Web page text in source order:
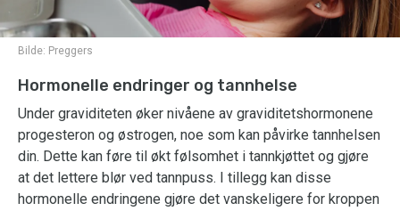
Bilde: Preggers
Hormonelle endringer og tannhelse
Under graviditeten øker nivåene av graviditetshormonene
progesteron og østrogen, noe som kan påvirke tannhelsen
din. Dette kan føre til økt følsomhet i tannkjøttet og gjøre
at det lettere blør ved tannpuss. I tillegg kan disse
hormonelle endringene gjøre det vanskeligere for kroppen